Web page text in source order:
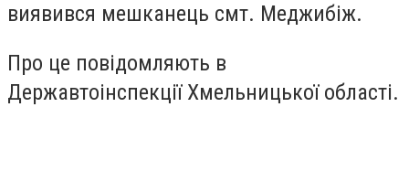
виявився мешканець смт. Меджибіж.
Про це повідомляють в
Державтоінспекції Хмельницької області.